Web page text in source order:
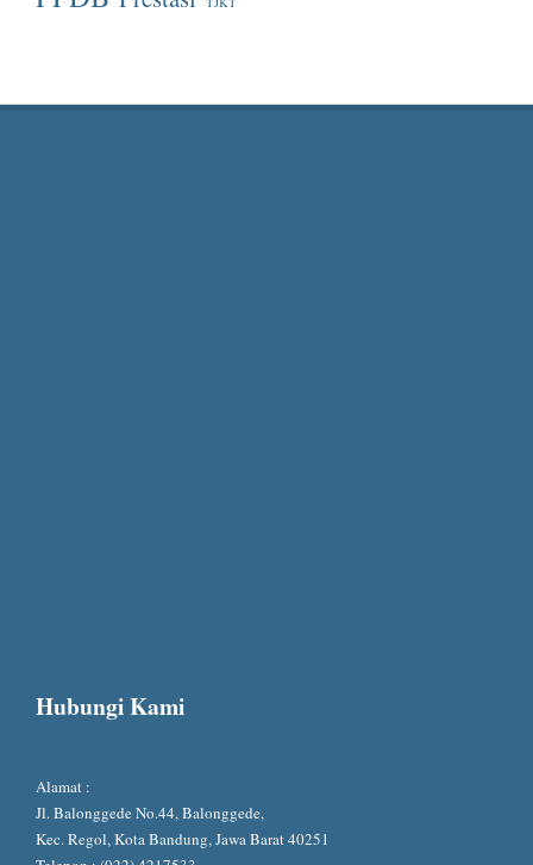
Hubungi Kami
Alamat :
Jl. Balonggede No.44, Balonggede,
Kec. Regol, Kota Bandung, Jawa Barat 40251